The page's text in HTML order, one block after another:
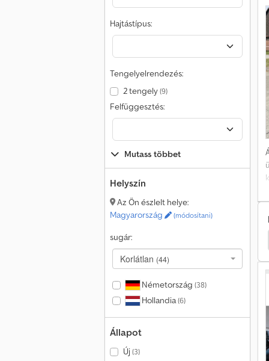
Hajtástípus:
Tengelyelrendezés:
2 tengely(9)
Felfüggesztés:
Mutass többet
Helyszín
Az Ön észlelt helye:
Magyarország
(módosítani)
sugár:
Korlátlan (44)
Németország (38)
Hollandia(6)
Állapot
Új(3)
Mercedes-Benz Sprinter 316 Teherautó